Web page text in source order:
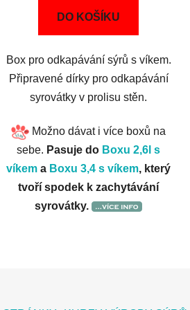
DO KOŠÍKU
Box pro odkapávání sýrů s víkem.
Připravené dírky pro odkapávání
syrovátky v prolisu stěn.
Možno dávat i více boxů na
sebe. Pasuje do Boxu 2,6l s
víkem a Boxu 3,4 s víkem, který
tvoří spodek k zachytávání
syrovátky.